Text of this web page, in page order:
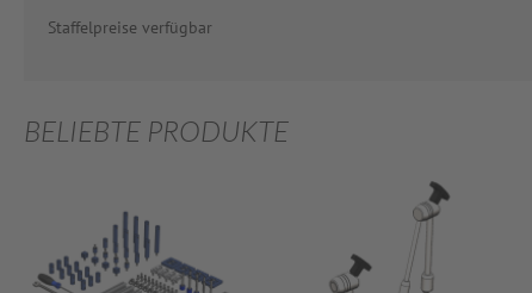
Staffelpreise verfügbar
BELIEBTE PRODUKTE